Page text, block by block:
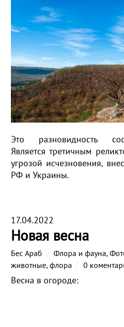
Это разновидность
Является третичным
угрозой исчезновения,
РФ и Украины.
17.04.2022
Новая весна
Бес Араб Флора и фауна,
животные,флора 0
Весна в огороде: